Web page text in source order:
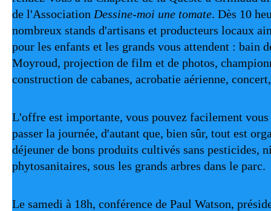
de l'Association Dessine-moi une tomate. Dès 10
nombreux stands d'artisans et producteurs locaux
pour les enfants et les grands vous attendent : bain
Moyroud, projection de film et de photos,
construction de cabanes, acrobatie aérienne,
L'offre est importante, vous pouvez facilement
passer la journée, d'autant que, bien sûr, tout est
déjeuner de bons produits cultivés sans pesticides,
phytosanitaires, sous les grands arbres dans le parc.
Le samedi à 18h, conférence de Paul Watson,